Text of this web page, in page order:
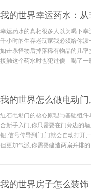
我的世界幸运药水：
幸运药水的真相很多人以为喝下
千小时的生存老玩家我必须给你
如击杀怪物后掉落稀有物品的几
接触这个药水时也犯过傻，喝了
我的世界怎么做电动
红石电动门的核心原理与基础组
合新手入门,你只需要在门旁边的
钮,信号传导到门,门就会自动打开,
但更加气派,你需要建造两扇并排
我的世界房子怎么装